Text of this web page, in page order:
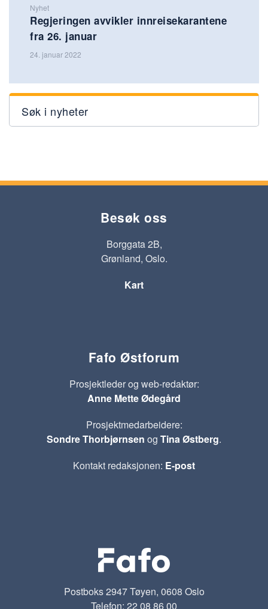
Nyhet
Regjeringen avvikler innreisekarantene
fra 26. januar
24. januar 2022
Søk i nyheter
Besøk oss
Borggata 2B,
Grønland, Oslo.
Kart
Fafo Østforum
Prosjektleder og web-redaktør:
Anne Mette Ødegård
Prosjektmedarbeidere:
Sondre Thorbjørnsen og Tina Østberg.
Kontakt redaksjonen: E-post
Postboks 2947 Tøyen, 0608 Oslo
Telefon: 22 08 86 00